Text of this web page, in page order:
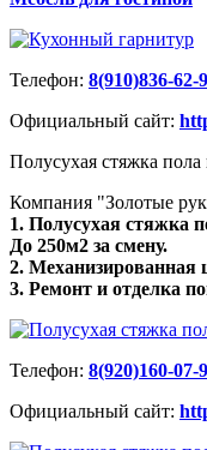
Телефон: 8(910)836-62-
Официальный сайт:
Полусухая стяжка пола
Компания "Золотые
1. Полусухая стяжка
До 250м2 за смену.
2. Механизированная
3. Ремонт и отделка
Телефон: 8(920)160-07-
Официальный сайт: